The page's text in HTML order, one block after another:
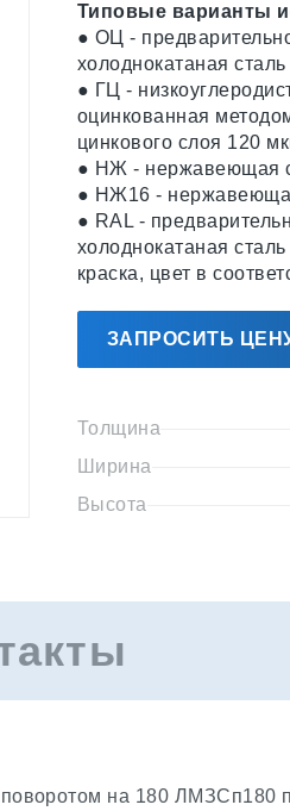
Типовые варианты
● ОЦ -
холоднокатаная
● ГЦ -
оцинкованная
цинкового слоя 120
● НЖ - нержавеющая
● НЖ16 -
● RAL -
холоднокатаная
краска, цвет в
ЗАПРОСИТЬ
Толщина
Ширина
Высота
на 180